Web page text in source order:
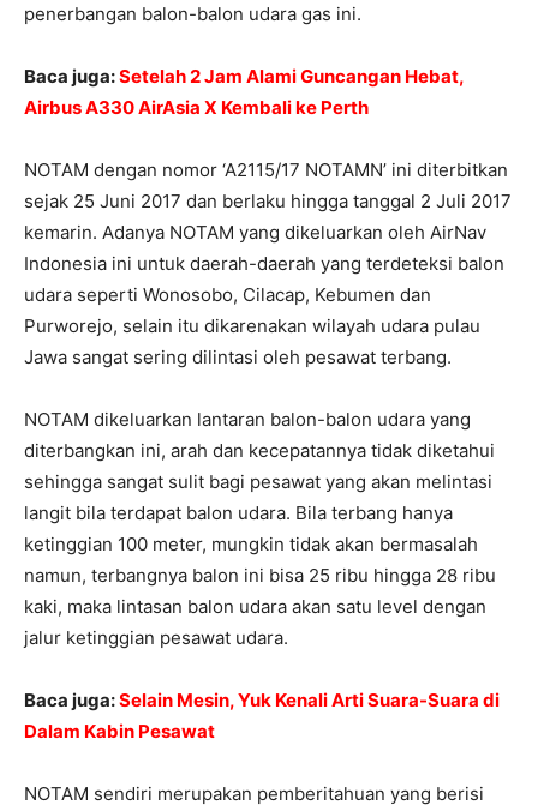
penerbangan balon-balon udara gas ini.
Baca juga:Setelah 2 Jam Alami Guncangan Hebat,
Airbus A330 AirAsia X Kembali ke Perth
NOTAM dengan nomor ‘A2115/17 NOTAMN’ ini diterbitkan
sejak 25 Juni 2017 dan berlaku hingga tanggal 2 Juli 2017
kemarin. Adanya NOTAM yang dikeluarkan oleh AirNav
Indonesia ini untuk daerah-daerah yang terdeteksi balon
udara seperti Wonosobo, Cilacap, Kebumen dan
Purworejo, selain itu dikarenakan wilayah udara pulau
Jawa sangat sering dilintasi oleh pesawat terbang.
NOTAM dikeluarkan lantaran balon-balon udara yang
diterbangkan ini, arah dan kecepatannya tidak diketahui
sehingga sangat sulit bagi pesawat yang akan melintasi
langit bila terdapat balon udara. Bila terbang hanya
ketinggian 100 meter, mungkin tidak akan bermasalah
namun, terbangnya balon ini bisa 25 ribu hingga 28 ribu
kaki, maka lintasan balon udara akan satu level dengan
jalur ketinggian pesawat udara.
Baca juga:Selain Mesin, Yuk Kenali Arti Suara-Suara di
Dalam Kabin Pesawat
NOTAM sendiri merupakan pemberitahuan yang berisi